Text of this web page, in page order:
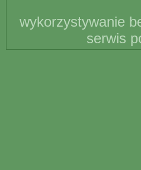
wykorzystywanie
serwis